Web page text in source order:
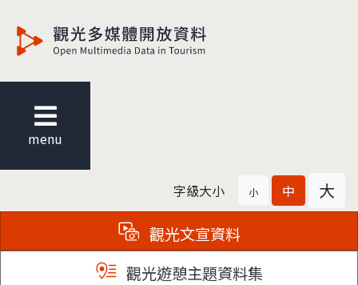
menu
字級大小 小 中 大
觀光文宣資料
觀光遊憩主題資料集